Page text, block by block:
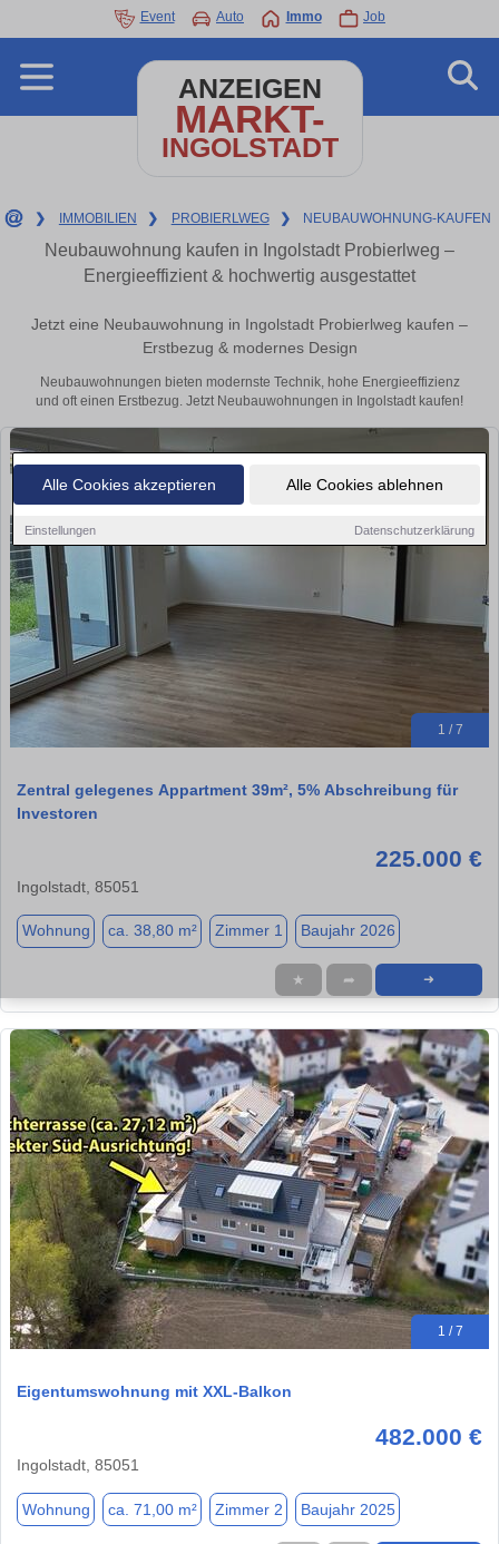
Alle Cookies akzeptieren Alle Cookies ablehnen
Einstellungen Datenschutzerklärung
Event Auto Immo Job
ANZEIGEN
MARKT-
INGOLSTADT
❯ IMMOBILIEN ❯ PROBIERLWEG ❯ NEUBAUWOHNUNG-KAUFEN
Neubauwohnung kaufen in Ingolstadt Probierlweg –
Energieeffizient & hochwertig ausgestattet
Jetzt eine Neubauwohnung in Ingolstadt Probierlweg kaufen –
Erstbezug & modernes Design
Neubauwohnungen bieten modernste Technik, hohe Energieeffizienz
und oft einen Erstbezug. Jetzt Neubauwohnungen in Ingolstadt kaufen!
1 / 7
Zentral gelegenes Appartment 39m², 5% Abschreibung für
Investoren
225.000 €
Ingolstadt, 85051
Wohnung ca. 38,80 m² Zimmer 1 Baujahr 2026
★ ➦ ➜
1 / 7
Eigentumswohnung mit XXL-Balkon
482.000 €
Ingolstadt, 85051
Wohnung ca. 71,00 m² Zimmer 2 Baujahr 2025